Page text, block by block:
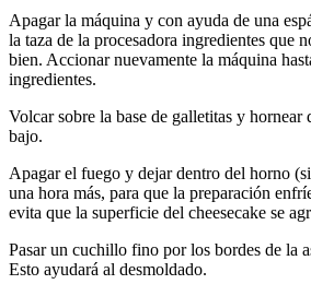
Apagar la máquina y con ayuda de una
la taza de la procesadora ingredientes que
bien. Accionar nuevamente la máquina
ingredientes.
Volcar sobre la base de galletitas y hornear
bajo.
Apagar el fuego y dejar dentro del horno
una hora más, para que la preparación
evita que la superficie del cheesecake se
Pasar un cuchillo fino por los bordes de la
Esto ayudará al desmoldado.